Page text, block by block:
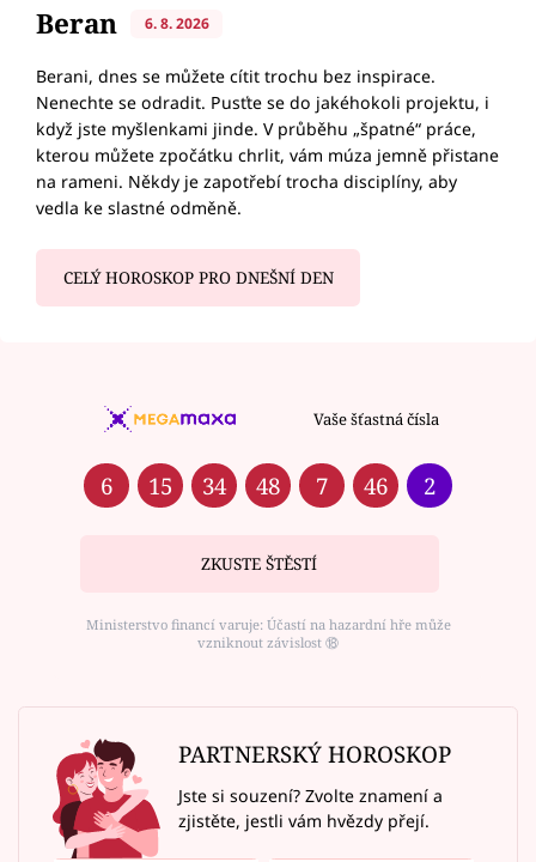
Beran 6. 8. 2026
Berani, dnes se můžete cítit trochu bez inspirace.
Nenechte se odradit. Pusťte se do jakéhokoli projektu, i
když jste myšlenkami jinde. V průběhu „špatné“ práce,
kterou můžete zpočátku chrlit, vám múza jemně přistane
na rameni. Někdy je zapotřebí trocha disciplíny, aby
vedla ke slastné odměně.
CELÝ HOROSKOP PRO DNEŠNÍ DEN
Vaše šťastná čísla
6 15 34 48 7 46 2
ZKUSTE ŠTĚSTÍ
Ministerstvo financí varuje: Účastí na hazardní hře může
vzniknout závislost ⑱
PARTNERSKÝ HOROSKOP
Jste si souzení? Zvolte znamení a
zjistěte, jestli vám hvězdy přejí.